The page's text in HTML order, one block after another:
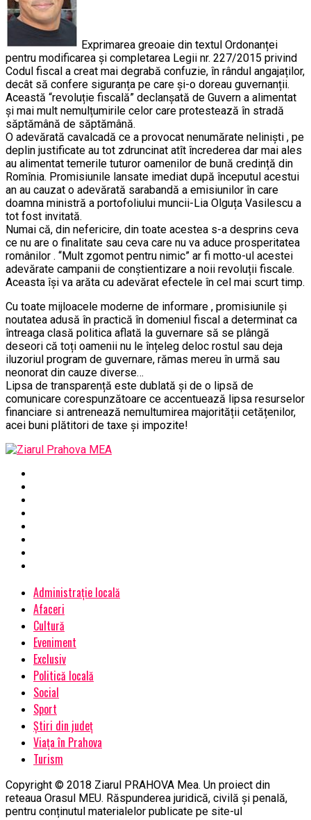
Exprimarea greoaie din textul Ordonanței
pentru modificarea și completarea Legii nr. 227/2015 privind
Codul fiscal a creat mai degrabă confuzie, în rândul angajaților,
decât să confere siguranța pe care și-o doreau guvernanții.
Această “revoluție fiscală” declanșată de Guvern a alimentat
și mai mult nemulțumirile celor care protestează în stradă
săptămână de săptămână.
O adevărată cavalcadă ce a provocat nenumărate neliniști , pe
deplin justificate au tot zdruncinat atît încrederea dar mai ales
au alimentat temerile tuturor oamenilor de bună credință din
Romînia. Promisiunile lansate imediat după începutul acestui
an au cauzat o adevărată sarabandă a emisiunilor în care
doamna ministră a portofoliului muncii-Lia Olguța Vasilescu a
tot fost invitată.
Numai că, din nefericire, din toate acestea s-a desprins ceva
ce nu are o finalitate sau ceva care nu va aduce prosperitatea
românilor . ‘‘Mult zgomot pentru nimic” ar fi motto-ul acestei
adevărate campanii de conștientizare a noii revoluții fiscale.
Aceasta își va arăta cu adevărat efectele în cel mai scurt timp.
Cu toate mijloacele moderne de informare , promisiunile și
noutatea adusă în practică în domeniul fiscal a determinat ca
întreaga clasă politica aflată la guvernare să se plângă
deseori că toți oamenii nu le înțeleg deloc rostul sau deja
iluzoriul program de guvernare, rămas mereu în urmă sau
neonorat din cauze diverse…
Lipsa de transparență este dublată și de o lipsă de
comunicare corespunzătoare ce accentuează lipsa resurselor
financiare si antrenează nemultumirea majorității cetățenilor,
acei buni plătitori de taxe și impozite!
Administrație locală
Afaceri
Cultură
Eveniment
Exclusiv
Politică locală
Social
Sport
Știri din județ
Viața în Prahova
Turism
Copyright © 2018 Ziarul PRAHOVA Mea. Un proiect din
reteaua Orasul MEU. Răspunderea juridică, civilă și penală,
pentru conținutul materialelor publicate pe site-ul